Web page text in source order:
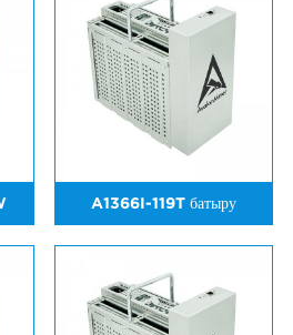
A1366I-119T батыру
салқындату жүйесі